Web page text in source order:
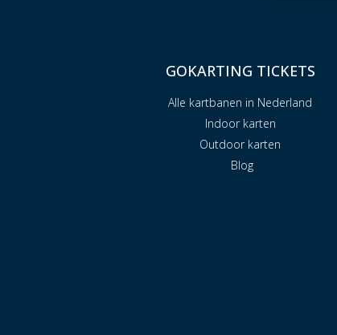
GOKARTING TICKETS
Alle kartbanen in Nederland
Indoor karten
Outdoor karten
Blog